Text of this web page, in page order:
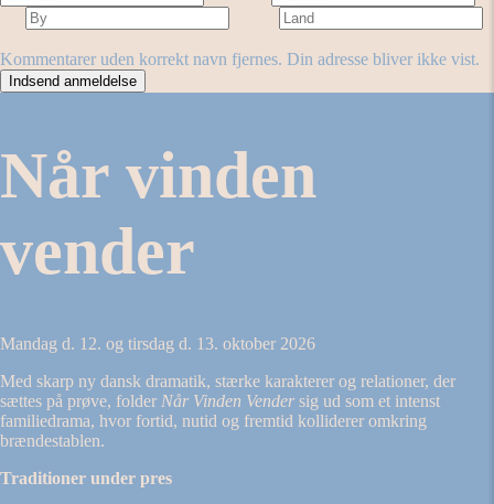
Kommentarer uden korrekt navn fjernes. Din adresse bliver ikke vist.
Når vinden
vender
Mandag d. 12. og tirsdag d. 13. oktober 2026
Med skarp ny dansk dramatik, stærke karakterer og relationer, der
sættes på prøve, folder Når Vinden Vender sig ud som et intenst
familiedrama, hvor fortid, nutid og fremtid kolliderer omkring
brændestablen.
Traditioner under pres